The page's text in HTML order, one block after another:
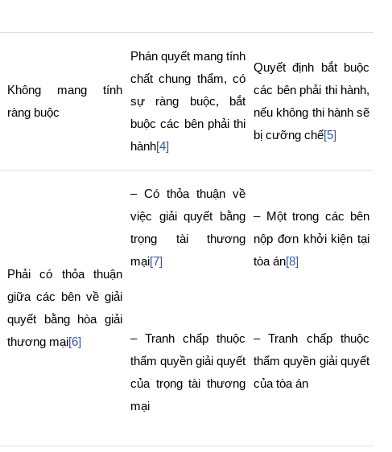
Không mang tính
ràng buộc
Phán quyết mang tính
chất chung thẩm, có
sự ràng buộc, bắt
buộc các bên phải thi
hành[4]
Quyết định bắt buộc
các bên phải thi hành,
nếu không thi hành sẽ
bị cưỡng chế[5]
Phải có thỏa thuận
giữa các bên về giải
quyết bằng hòa giải
thương mại[6]
– Có thỏa thuận về
việc giải quyết bằng
trọng tài thương
mại[7]
– Tranh chấp thuộc
thẩm quyền giải quyết
của trọng tài thương
mại
– Một trong các bên
nộp đơn khởi kiện tại
tòa án[8]
– Tranh chấp thuộc
thẩm quyền giải quyết
của tòa án